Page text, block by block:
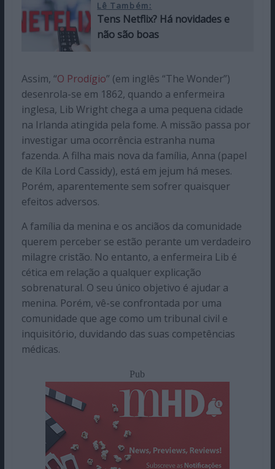
Lê Também:
Tens Netflix? Há novidades e
não são boas
Assim, “O Prodígio” (em inglês “The Wonder”)
desenrola-se em 1862, quando a enfermeira
inglesa, Lib Wright chega a uma pequena cidade
na Irlanda atingida pela fome. A missão passa por
investigar uma ocorrência estranha numa
fazenda. A filha mais nova da família, Anna (papel
de Kíla Lord Cassidy), está em jejum há meses.
Porém, aparentemente sem sofrer quaisquer
efeitos adversos.
A família da menina e os anciãos da comunidade
querem perceber se estão perante um verdadeiro
milagre cristão. No entanto, a enfermeira Lib é
cética em relação a qualquer explicação
sobrenatural. O seu único objetivo é ajudar a
menina. Porém, vê-se confrontada por uma
comunidade que age como um tribunal civil e
inquisitório, duvidando das suas competências
médicas.
Pub